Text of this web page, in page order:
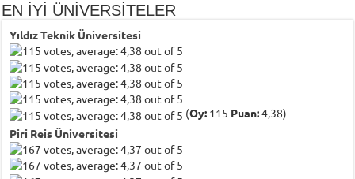
EN İYİ ÜNİVERSİTELER
Yıldız Teknik Üniversitesi
(Oy: 115 Puan:4,38)
Piri Reis Üniversitesi